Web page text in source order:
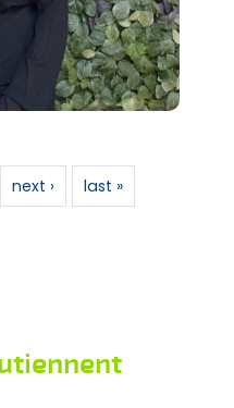
next › last »